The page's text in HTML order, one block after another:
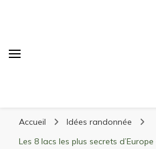
matériel,
Accueil
Idées randonnée
Les 8 lacs les plus secrets